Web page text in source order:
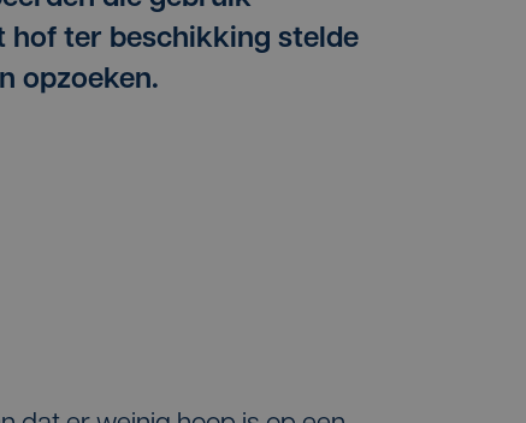
hof ter beschikking stelde
opzoeken.